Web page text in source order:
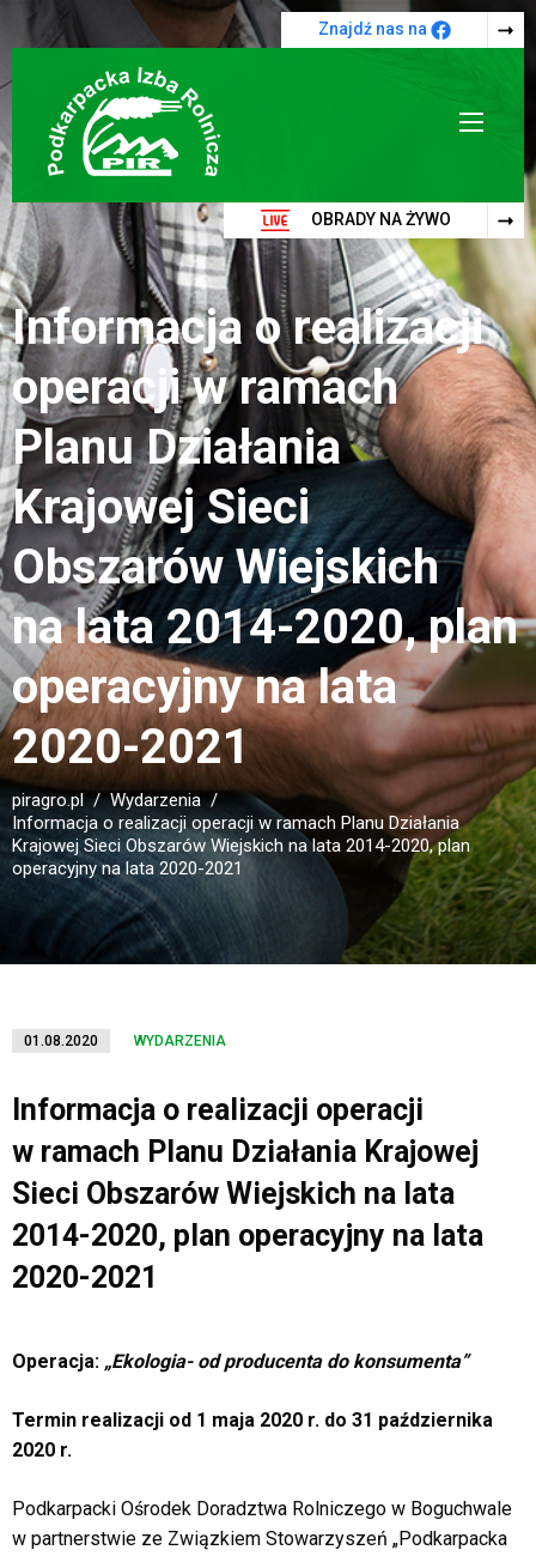
Przejdź do treści
Znajdź nas na
OBRADY NA ŻYWO
Informacja o realizacji
operacji w ramach
Planu Działania
Krajowej Sieci
Obszarów Wiejskich
na lata 2014-2020, plan
operacyjny na lata
2020-2021
piragro.pl
Wydarzenia
Informacja o realizacji operacji w ramach Planu Działania
Krajowej Sieci Obszarów Wiejskich na lata 2014-2020, plan
operacyjny na lata 2020-2021
01.08.2020 WYDARZENIA
Informacja o realizacji operacji
w ramach Planu Działania Krajowej
Sieci Obszarów Wiejskich na lata
2014-2020, plan operacyjny na lata
2020-2021
Operacja: „Ekologia- od producenta do konsumenta”
Termin realizacji od 1 maja 2020 r. do 31 października
2020 r.
Podkarpacki Ośrodek Doradztwa Rolniczego w Boguchwale
w partnerstwie ze Związkiem Stowarzyszeń „Podkarpacka